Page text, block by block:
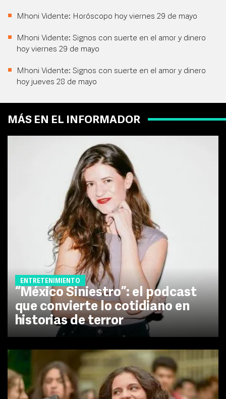
Mhoni Vidente: Horóscopo hoy viernes 29 de mayo
Mhoni Vidente: Signos con suerte en el amor y dinero
hoy viernes 29 de mayo
Mhoni Vidente: Signos con suerte en el amor y dinero
hoy jueves 28 de mayo
MÁS EN EL INFORMADOR
ENTRETENIMIENTO
“México Siniestro”: el podcast
que convierte lo cotidiano en
historias de terror